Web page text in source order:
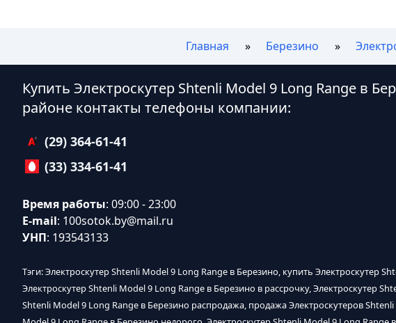
Главная Березино
Купить Электроскутер Shtenli Model 9 Long Range в
районе контакты телефоны компании:
(29) 364-61-41
(33) 334-61-41
Время работы: 09:00 - 23:00
E-mail: 100sotok.by@mail.ru
УНП: 193543133
Тэги: Электроскутер Shtenli Model 9 Long Range в Березино, купить Электроскутер
Электроскутер Shtenli Model 9 Long Range в Березино в рассрочку, Электроскутер
Shtenli Model 9 Long Range в Березино распродажа, продажа Электроскутеров